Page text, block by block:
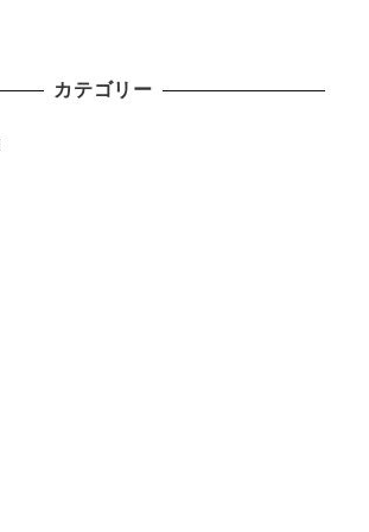
カテゴリー